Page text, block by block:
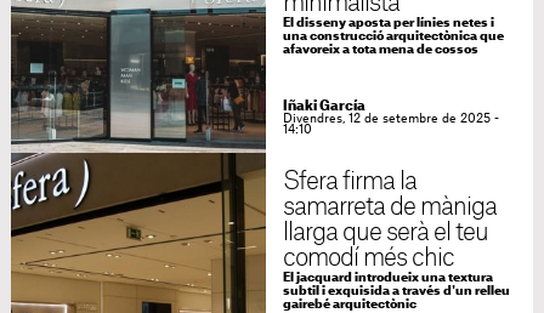
El disseny aposta per línies netes i
una construcció arquitectònica que
afavoreix a tota mena de cossos
Iñaki García
Divendres, 12 de setembre de 2025 -
14:10
Sfera firma la
samarreta de màniga
llarga que serà el teu
comodí més chic
El jacquard introdueix una textura
subtil i exquisida a través d'un relleu
gairebé arquitectònic